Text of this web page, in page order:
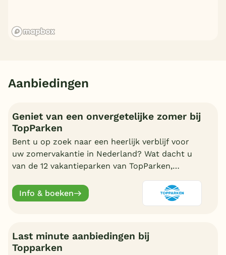
Aanbiedingen
Geniet van een onvergetelijke zomer bij
TopParken
Bent u op zoek naar een heerlijk verblijf voor
uw zomervakantie in Nederland? Wat dacht u
van de 12 vakantieparken van TopParken,
Info & boeken
Last minute aanbiedingen bij
Topparken